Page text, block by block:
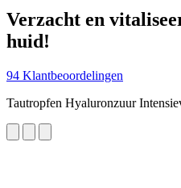
Verzacht en
huid!
94 Klantbeoordelingen
Tautropfen Hyaluronzuur